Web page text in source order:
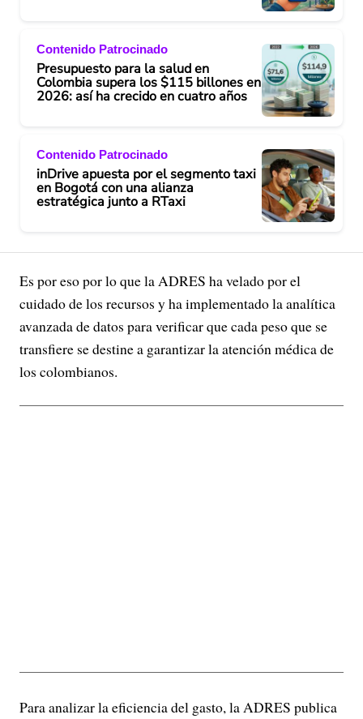
Contenido Patrocinado
Presupuesto para la salud en
Colombia supera los $115 billones en
2026: así ha crecido en cuatro años
Contenido Patrocinado
inDrive apuesta por el segmento taxi
en Bogotá con una alianza
estratégica junto a RTaxi
Es por eso por lo que la ADRES ha velado por el
cuidado de los recursos y ha implementado la analítica
avanzada de datos para verificar que cada peso que se
transfiere se destine a garantizar la atención médica de
los colombianos.
Para analizar la eficiencia del gasto, la ADRES publica